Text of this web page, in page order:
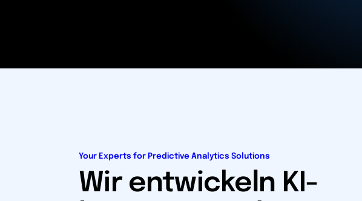
Your Experts for Predictive Analytics Solutions
Wir entwickeln KI-